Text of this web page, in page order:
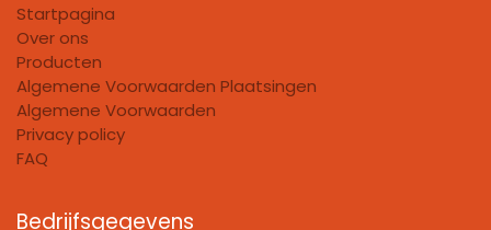
Startpagina
Over ons
Producten
Algemene Voorwaarden Plaatsingen
Algemene Voorwaarden
Privacy policy
FAQ
Bedrijfsgegevens